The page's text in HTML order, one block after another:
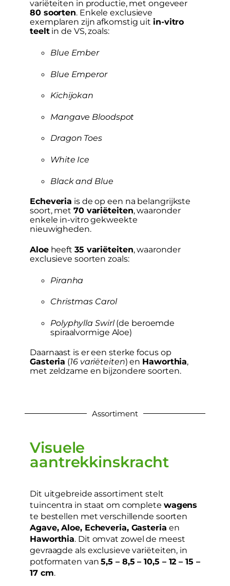
variëteiten in productie, met ongeveer
80 soorten. Enkele exclusieve
exemplaren zijn afkomstig uit in-vitro
teeltin de VS, zoals:
Blue Ember
Blue Emperor
Kichijokan
Mangave Bloodspot
Dragon Toes
White Ice
Black and Blue
Echeveria is de op een na belangrijkste
soort, met 70 variëteiten, waaronder
enkele in-vitro gekweekte
nieuwigheden.
Aloeheeft 35 variëteiten, waaronder
exclusieve soorten zoals:
Piranha
Christmas Carol
Polyphylla Swirl(de beroemde
spiraalvormige Aloe)
Daarnaast is er een sterke focus op
Gasteria (16 variëteiten) en Haworthia,
met zeldzame en bijzondere soorten.
Assortiment
Visuele
aantrekkinskracht
Dit uitgebreide assortiment stelt
tuincentra in staat om complete wagens
te bestellen met verschillende soorten
Agave, Aloe, Echeveria, Gasteria en
Haworthia. Dit omvat zowel de meest
gevraagde als exclusieve variëteiten, in
potformaten van5,5 – 8,5 – 10,5 – 12 – 15 –
17 cm.